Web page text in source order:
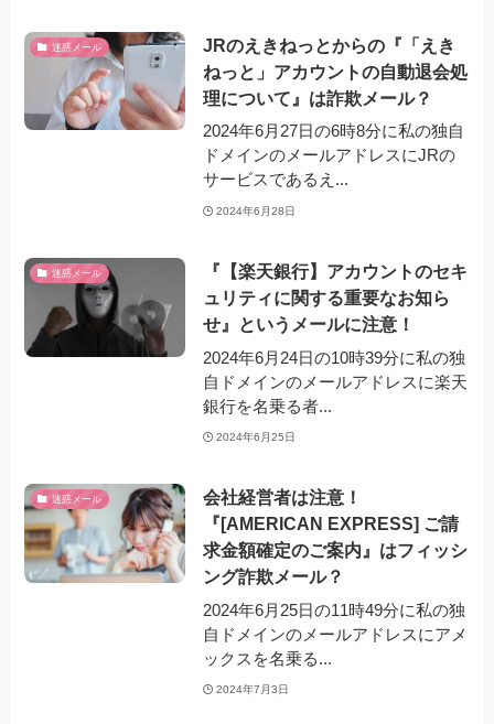
迷惑メール
JRのえきねっとからの『「えき
ねっと」アカウントの自動退会処
理について』は詐欺メール？
2024年6月27日の6時8分に私の独自
ドメインのメールアドレスにJRの
サービスであるえ...
2024年6月28日
迷惑メール
『【楽天銀行】アカウントのセキ
ュリティに関する重要なお知ら
せ』というメールに注意！
2024年6月24日の10時39分に私の独
自ドメインのメールアドレスに楽天
銀行を名乗る者...
2024年6月25日
迷惑メール
会社経営者は注意！
『[AMERICAN EXPRESS] ご請
求金額確定のご案内』はフィッシ
ング詐欺メール？
2024年6月25日の11時49分に私の独
自ドメインのメールアドレスにアメ
ックスを名乗る...
2024年7月3日